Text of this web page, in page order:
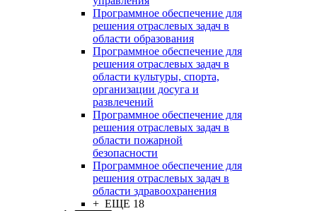
Программное обеспечение для
решения отраслевых задач в
области образования
Программное обеспечение для
решения отраслевых задач в
области культуры, спорта,
организации досуга и
развлечений
Программное обеспечение для
решения отраслевых задач в
области пожарной
безопасности
Программное обеспечение для
решения отраслевых задач в
области здравоохранения
+ ЕЩЕ 18